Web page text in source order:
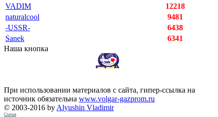
VADIM
12218
naturalcool
9481
-USSR-
6438
Sanek
6341
Наша кнопка
При использовании материалов с сайта, гипер-ссылка на
источник обязательна www.volgar-gazprom.ru
© 2003-2016 by Alyushin Vladimir
Статьи